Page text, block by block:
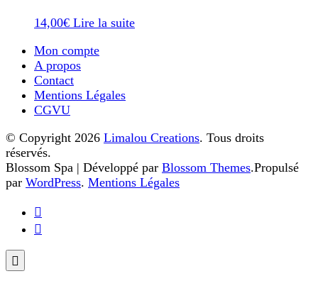
14,00€ Lire la suite
Mon compte
A propos
Contact
Mentions Légales
CGVU
© Copyright 2026 Limalou Creations. Tous droits
réservés.
Blossom Spa | Développé par Blossom Themes.Propulsé
par WordPress. Mentions Légales